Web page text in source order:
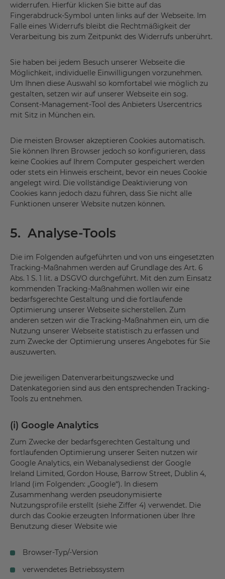
widerrufen. Hierfür klicken Sie bitte auf das
Fingerabdruck-Symbol unten links auf der Webseite. Im
Falle eines Widerrufs bleibt die Rechtmäßigkeit der
Verarbeitung bis zum Zeitpunkt des Widerrufs unberührt.
Sie haben bei jedem Besuch unserer Webseite die
Möglichkeit, individuelle Einwilligungen vorzunehmen.
Um Ihnen diese Auswahl so komfortabel wie möglich zu
gestalten, setzen wir auf unserer Webseite ein sog.
Consent-Management-Tool des Anbieters Usercentrics
mit Sitz in München ein.
Die meisten Browser akzeptieren Cookies automatisch.
Sie können Ihren Browser jedoch so konfigurieren, dass
keine Cookies auf Ihrem Computer gespeichert werden
oder stets ein Hinweis erscheint, bevor ein neues Cookie
angelegt wird. Die vollständige Deaktivierung von
Cookies kann jedoch dazu führen, dass Sie nicht alle
Funktionen unserer Website nutzen können.
5. Analyse-Tools
Die im Folgenden aufgeführten und von uns eingesetzten
Tracking-Maßnahmen werden auf Grundlage des Art. 6
Abs. 1 S. 1 lit. a DSGVO durchgeführt. Mit den zum Einsatz
kommenden Tracking-Maßnahmen wollen wir eine
bedarfsgerechte Gestaltung und die fortlaufende
Optimierung unserer Webseite sicherstellen. Zum
anderen setzen wir die Tracking-Maßnahmen ein, um die
Nutzung unserer Webseite statistisch zu erfassen und
zum Zwecke der Optimierung unseres Angebotes für Sie
auszuwerten.
Die jeweiligen Datenverarbeitungszwecke und
Datenkategorien sind aus den entsprechenden Tracking-
Tools zu entnehmen.
(i) Google Analytics
Zum Zwecke der bedarfsgerechten Gestaltung und
fortlaufenden Optimierung unserer Seiten nutzen wir
Google Analytics, ein Webanalysedienst der Google
Ireland Limited, Gordon House, Barrow Street, Dublin 4,
Irland (im Folgenden: „Google“). In diesem
Zusammenhang werden pseudonymisierte
Nutzungsprofile erstellt (siehe Ziffer 4) verwendet. Die
durch das Cookie erzeugten Informationen über Ihre
Benutzung dieser Website wie
Browser-Typ/-Version
verwendetes Betriebssystem